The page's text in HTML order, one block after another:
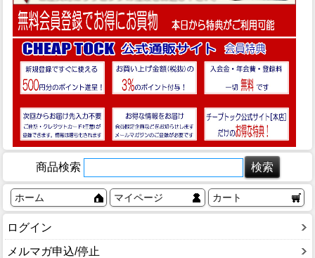
商品検索
ホーム マイページ カート
ログイン
メルマガ申込/停止